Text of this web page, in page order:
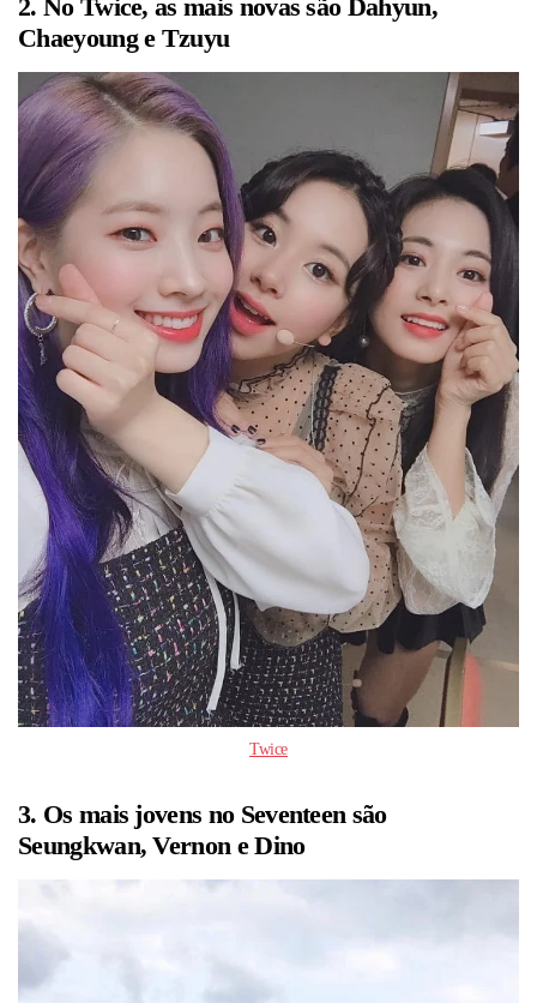
2. No Twice, as mais novas são Dahyun,
Chaeyoung e Tzuyu
Twice
3. Os mais jovens no Seventeen são
Seungkwan, Vernon e Dino